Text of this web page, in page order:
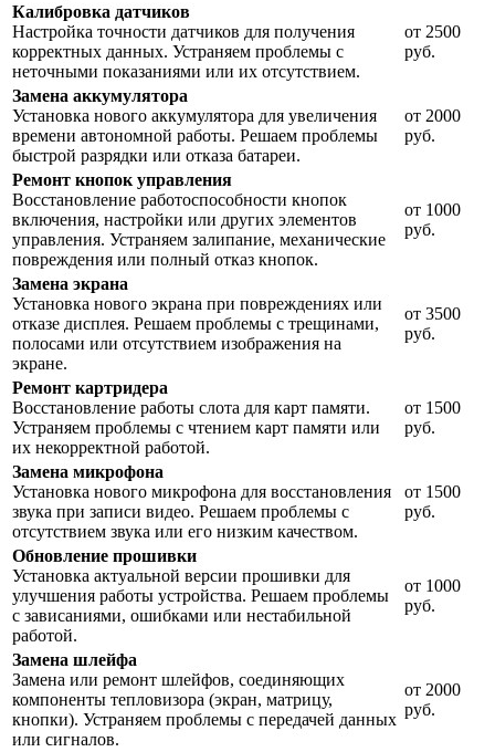
Калибровка датчиков
Настройка точности датчиков для получения
корректных данных. Устраняем проблемы с
неточными показаниями или их отсутствием.
от 2500
руб.
Замена аккумулятора
Установка нового аккумулятора для увеличения
времени автономной работы. Решаем проблемы
быстрой разрядки или отказа батареи.
от 2000
руб.
Ремонт кнопок управления
Восстановление работоспособности кнопок
включения, настройки или других элементов
управления. Устраняем залипание, механические
повреждения или полный отказ кнопок.
от 1000
руб.
Замена экрана
Установка нового экрана при повреждениях или
отказе дисплея. Решаем проблемы с трещинами,
полосами или отсутствием изображения на
экране.
от 3500
руб.
Ремонт картридера
Восстановление работы слота для карт памяти.
Устраняем проблемы с чтением карт памяти или
их некорректной работой.
от 1500
руб.
Замена микрофона
Установка нового микрофона для восстановления
звука при записи видео. Решаем проблемы с
отсутствием звука или его низким качеством.
от 1500
руб.
Обновление прошивки
Установка актуальной версии прошивки для
улучшения работы устройства. Решаем проблемы
с зависаниями, ошибками или нестабильной
работой.
от 1000
руб.
Замена шлейфа
Замена или ремонт шлейфов, соединяющих
компоненты тепловизора (экран, матрицу,
кнопки). Устраняем проблемы с передачей данных
или сигналов.
от 2000
руб.